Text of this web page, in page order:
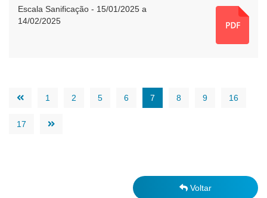
Escala Sanificação - 15/01/2025 a
14/02/2025
1 2 5 6 7 8 9 16
17
Voltar